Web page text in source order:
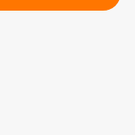
DES RÉSULTATS